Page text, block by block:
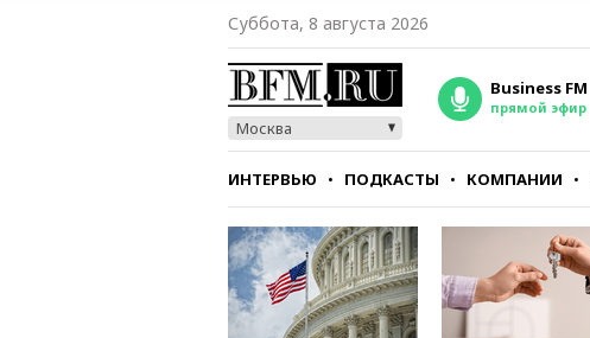
Суббота, 8 августа 2026
Москва
Business FM
прямой эфир
ИНТЕРВЬЮ ПОДКАСТЫ КОМПАНИИ
СТИЛЬ ТЕСТЫ